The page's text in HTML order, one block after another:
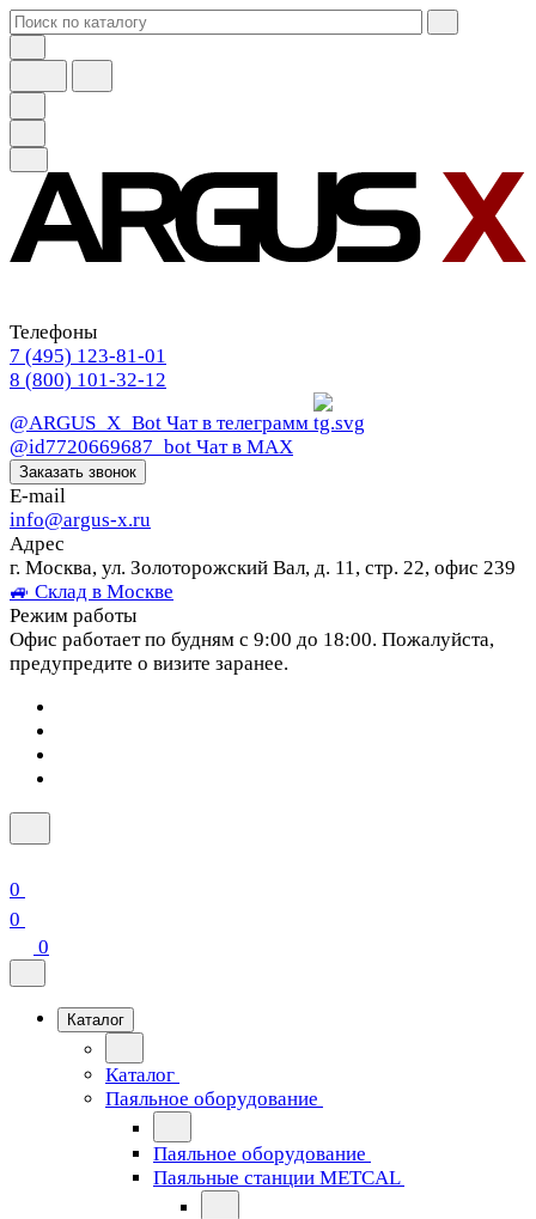
Телефоны
7 (495) 123-81-01
8 (800) 101-32-12
@ARGUS_X_Bot Чат в телеграмм
@id7720669687_bot Чат в МАХ
Заказать звонок
E-mail
info@argus-x.ru
Адрес
г. Москва, ул. Золоторожский Вал, д. 11, стр. 22, офис 239
🚙 Склад в Москве
Режим работы
Офис работает по будням с 9:00 до 18:00. Пожалуйста,
предупредите о визите заранее.
0
0
0
Каталог
Каталог
Паяльное оборудование
Паяльное оборудование
Паяльные станции METCAL